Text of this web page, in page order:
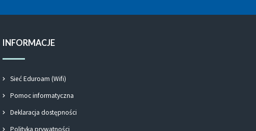
INFORMACJE
Sieć Eduroam (Wifi)
Pomoc informatyczna
Deklaracja dostępności